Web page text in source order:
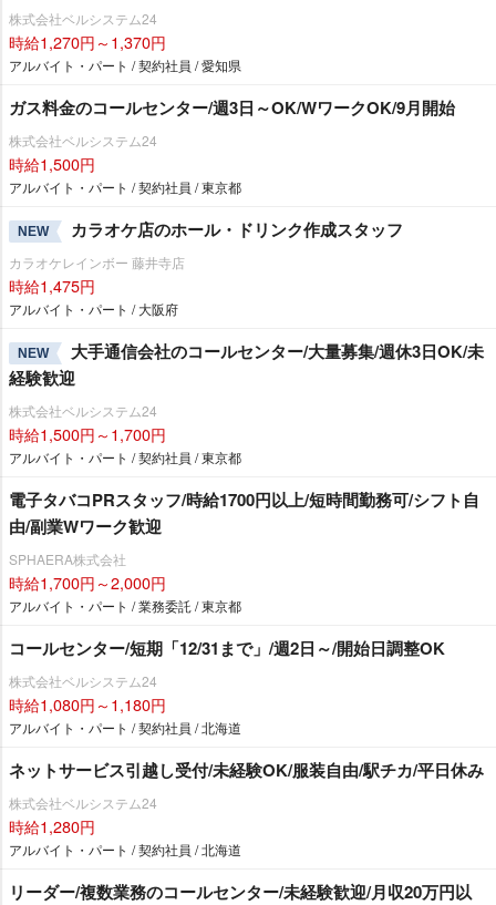
株式会社ベルシステム24
時給1,270円～1,370円
アルバイト・パート / 契約社員 / 愛知県
ガス料金のコールセンター/週3日～OK/WワークOK/9月開始
株式会社ベルシステム24
時給1,500円
アルバイト・パート / 契約社員 / 東京都
NEW カラオケ店のホール・ドリンク作成スタッフ
カラオケレインボー 藤井寺店
時給1,475円
アルバイト・パート / 大阪府
NEW
大手通信会社のコールセンター/大量募集/週休3日OK/未
経験歓迎
株式会社ベルシステム24
時給1,500円～1,700円
アルバイト・パート / 契約社員 / 東京都
電子タバコPRスタッフ/時給1700円以上/短時間勤務可/シフト自
由/副業Wワーク歓迎
SPHAERA株式会社
時給1,700円～2,000円
アルバイト・パート / 業務委託 / 東京都
コールセンター/短期「12/31まで」/週2日～/開始日調整OK
株式会社ベルシステム24
時給1,080円～1,180円
アルバイト・パート / 契約社員 / 北海道
ネットサービス引越し受付/未経験OK/服装自由/駅チカ/平日休み
株式会社ベルシステム24
時給1,280円
アルバイト・パート / 契約社員 / 北海道
リーダー/複数業務のコールセンター/未経験歓迎/月収20万円以